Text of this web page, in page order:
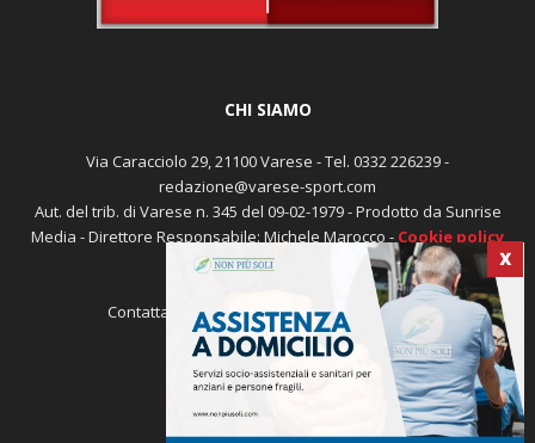
X
redazione@varese-sport.com
Aut. del trib. di Varese n. 345 del 09-02-1979 - Prodotto da Sunrise
Media - Direttore Responsabile: Michele Marocco -Cookie policy
Pubblicità
redazione@varese-sport.com
SEGUICI